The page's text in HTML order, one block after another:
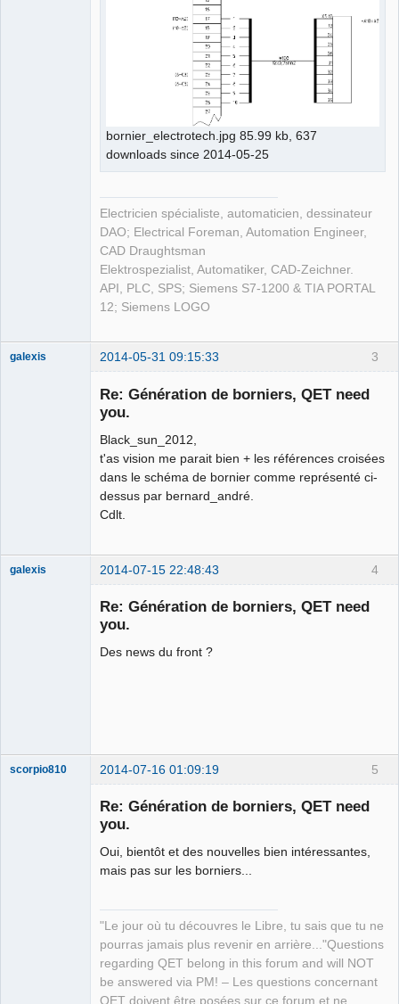
bornier_electrotech.jpg 85.99 kb, 637
downloads since 2014-05-25
Electricien spécialiste, automaticien, dessinateur
DAO; Electrical Foreman, Automation Engineer,
CAD Draughtsman
Elektrospezialist, Automatiker, CAD-Zeichner.
API, PLC, SPS; Siemens S7-1200 & TIA PORTAL
12; Siemens LOGO
3
galexis 2014-05-31 09:15:33
Re: Génération de borniers, QET need
you.
Black_sun_2012,
t'as vision me parait bien + les références croisées
dans le schéma de bornier comme représenté ci-
dessus par bernard_andré.
Cdlt.
4
galexis 2014-07-15 22:48:43
Re: Génération de borniers, QET need
you.
Des news du front ?
5
scorpio810 2014-07-16 01:09:19
Re: Génération de borniers, QET need
you.
Oui, bientôt et des nouvelles bien intéressantes,
mais pas sur les borniers...
"Le jour où tu découvres le Libre, tu sais que tu ne
pourras jamais plus revenir en arrière..."Questions
regarding QET belong in this forum and will NOT
be answered via PM! – Les questions concernant
QET doivent être posées sur ce forum et ne